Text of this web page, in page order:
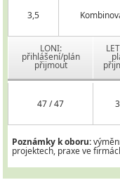
3,5
LONI:
přihlášení/plán
přijmout
47 / 47
Poznámky k oboru:
projektech, praxe ve